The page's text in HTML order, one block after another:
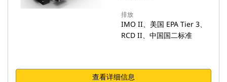
排放
IMO II、美国 EPA Tier 3、
RCD II、中国国二标准
查看详细信息